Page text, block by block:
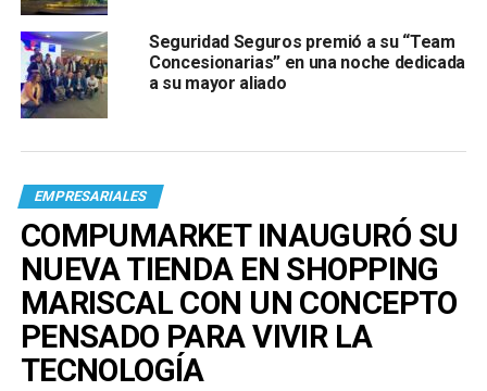
Seguridad Seguros premió a su “Team
Concesionarias” en una noche dedicada
a su mayor aliado
EMPRESARIALES
COMPUMARKET INAUGURÓ SU
NUEVA TIENDA EN SHOPPING
MARISCAL CON UN CONCEPTO
PENSADO PARA VIVIR LA
TECNOLOGÍA